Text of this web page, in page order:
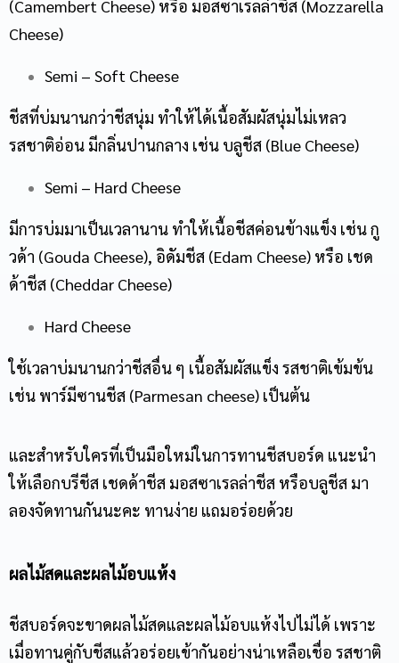
(Camembert Cheese) หรือ มอสซาเรลล่าชีส (Mozzarella
Cheese)
Semi – Soft Cheese
ชีสที่บ่มนานกว่าชีสนุ่ม ทำให้ได้เนื้อสัมผัสนุ่มไม่เหลว
รสชาติอ่อน มีกลิ่นปานกลาง เช่น บลูชีส (Blue Cheese)
Semi – Hard Cheese
มีการบ่มมาเป็นเวลานาน ทำให้เนื้อชีสค่อนข้างแข็ง เช่น กู
วด้า (Gouda Cheese), อิดัมชีส (Edam Cheese) หรือ เชด
ด้าชีส (Cheddar Cheese)
Hard Cheese
ใช้เวลาบ่มนานกว่าชีสอื่น ๆ เนื้อสัมผัสแข็ง รสชาติเข้มข้น
เช่น พาร์มีซานชีส (Parmesan cheese) เป็นต้น
และสำหรับใครที่เป็นมือใหม่ในการทานชีสบอร์ด แนะนำ
ให้เลือกบรีชีส เชดด้าชีส มอสซาเรลล่าชีส หรือบลูชีส มา
ลองจัดทานกันนะคะ ทานง่าย แถมอร่อยด้วย
ผลไม้สดและผลไม้อบแห้ง
ชีสบอร์ดจะขาดผลไม้สดและผลไม้อบแห้งไปไม่ได้ เพราะ
เมื่อทานคู่กับชีสแล้วอร่อยเข้ากันอย่างน่าเหลือเชื่อ รสชาติ